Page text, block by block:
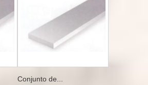
Conjunto de...